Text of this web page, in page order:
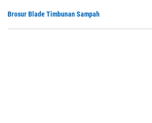
Brosur Blade Timbunan Sampah